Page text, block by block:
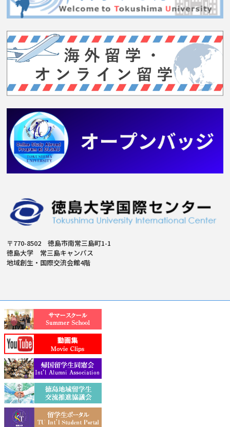
〒770-8502 徳島市南常三島町1-1
徳島大学 常三島キャンパス
地域創生・国際交流会館4階